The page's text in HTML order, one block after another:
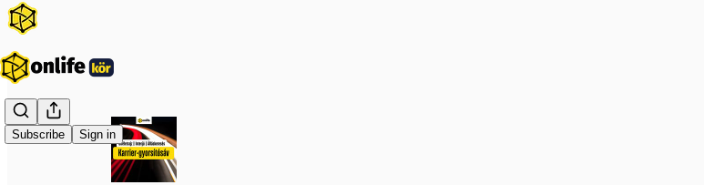
Subscribe Sign in